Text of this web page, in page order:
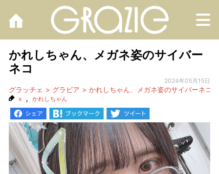
かれしちゃん、メガネ姿のサイバー
ネコ
2024年05月15日
グラッチェ グラビア かれしちゃん、メガネ姿のサイバーネコ
x , かれしちゃん